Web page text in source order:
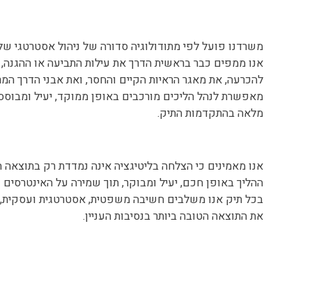
משרדנו פועל לפי מתודולוגיה סדורה של ניהול אסטרטגי
אנו ממפים כבר בראשית הדרך את עילות התביעה או
להכרעה, את מאגר הראיות הקיים והחסר, ואת אבני הדרך
מאפשרת לנהל הליכים מורכבים באופן ממוקד, יעיל
מלאה בהתקדמות התיק.
אנו מאמינים כי הצלחה בליטיגציה אינה נמדדת רק
ההליך באופן חכם, יעיל ומבוקר, תוך שמירה על
בכל תיק אנו משלבים חשיבה משפטית, אסטרטגית ועסקית,
את התוצאה הטובה ביותר בנסיבות העניין.